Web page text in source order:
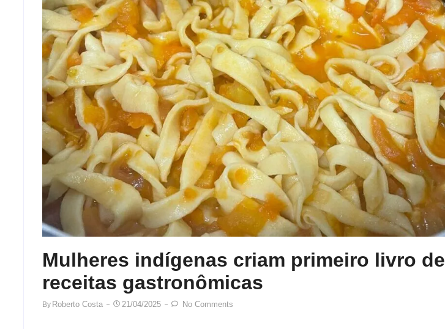
Mulheres indígenas criam primeiro livro de
receitas gastronômicas
By Roberto Costa 21/04/2025 No Comments